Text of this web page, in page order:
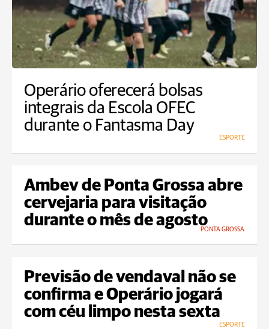
Operário oferecerá bolsas
integrais da Escola OFEC
durante o Fantasma Day
ESPORTE
Ambev de Ponta Grossa abre
cervejaria para visitação
durante o mês de agosto
PONTA GROSSA
Previsão de vendaval não se
confirma e Operário jogará
com céu limpo nesta sexta
ESPORTE